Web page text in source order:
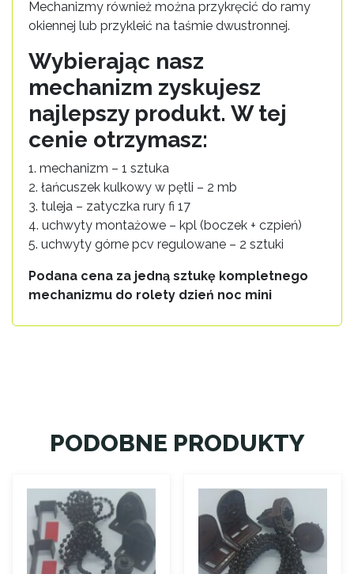
Mechanizmy również można przykręcić do ramy
okiennej lub przykleić na taśmie dwustronnej.
Wybierając nasz
mechanizm zyskujesz
najlepszy produkt. W tej
cenie otrzymasz:
1. mechanizm – 1 sztuka
2. łańcuszek kulkowy w pętli – 2 mb
3. tuleja – zatyczka rury fi 17
4. uchwyty montażowe – kpl (boczek + czpień)
5. uchwyty górne pcv regulowane – 2 sztuki
Podana cena za jedną sztukę kompletnego
mechanizmu do rolety dzień noc mini
PODOBNE PRODUKTY